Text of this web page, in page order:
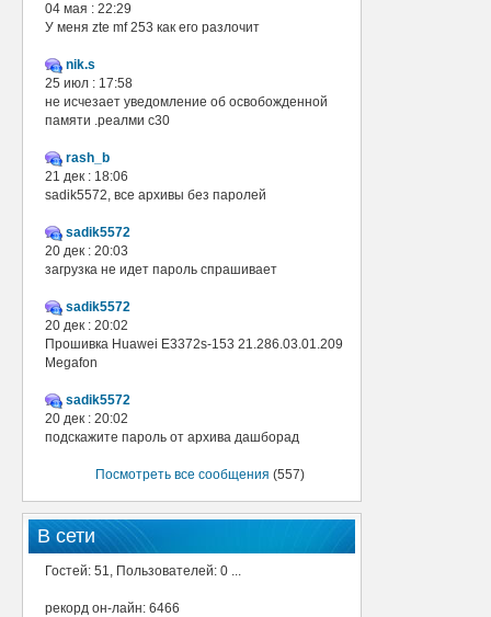
04 мая : 22:29
У меня zte mf 253 как его разлочит
nik.s
25 июл : 17:58
не исчезает уведомление об освобожденной
памяти .реалми с30
rash_b
21 дек : 18:06
sadik5572, все архивы без паролей
sadik5572
20 дек : 20:03
загрузка не идет пароль спрашивает
sadik5572
20 дек : 20:02
Прошивка Huawei E3372s-153 21.286.03.01.209
Megafon
sadik5572
20 дек : 20:02
подскажите пароль от архива дашборад
Посмотреть все сообщения (557)
В сети
Гостей: 51, Пользователей: 0 ...
рекорд он-лайн: 6466